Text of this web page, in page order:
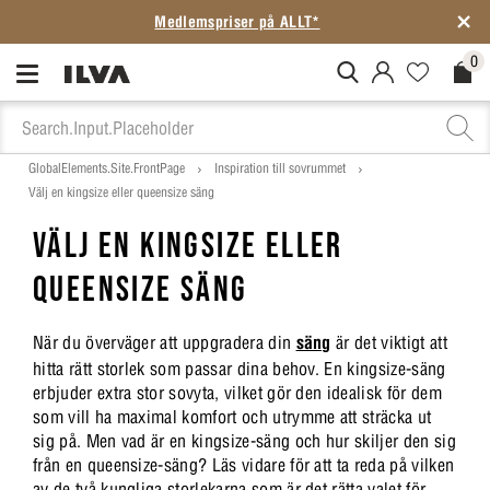
Medlemspriser på ALLT*
MitIlva.Login 0
GlobalElements.Site.FrontPage
Inspiration till sovrummet
Välj en kingsize eller queensize säng
VÄLJ EN KINGSIZE ELLER
QUEENSIZE SÄNG
När du överväger att uppgradera din säng är det viktigt att
hitta rätt storlek som passar dina behov. En kingsize-säng
erbjuder extra stor sovyta, vilket gör den idealisk för dem
som vill ha maximal komfort och utrymme att sträcka ut
sig på. Men vad är en kingsize-säng och hur skiljer den sig
från en queensize-säng? Läs vidare för att ta reda på vilken